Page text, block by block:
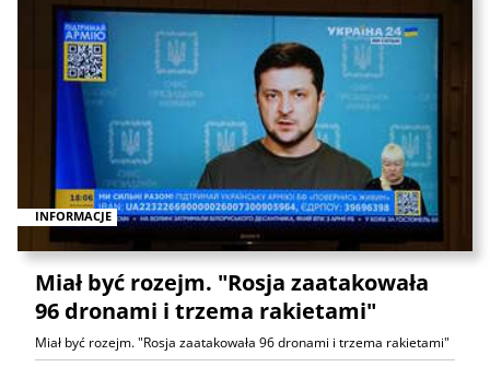
INFORMACJE
Miał być rozejm. "Rosja zaatakowała
96 dronami i trzema rakietami"
Miał być rozejm. "Rosja zaatakowała 96 dronami i trzema rakietami"